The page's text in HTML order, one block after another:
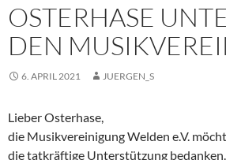
OSTERHASE
DEN
6. APRIL 2021 JUERGEN_S
Lieber Osterhase,
die Musikvereinigung Welden e.V.
die tatkräftige Unterstützung